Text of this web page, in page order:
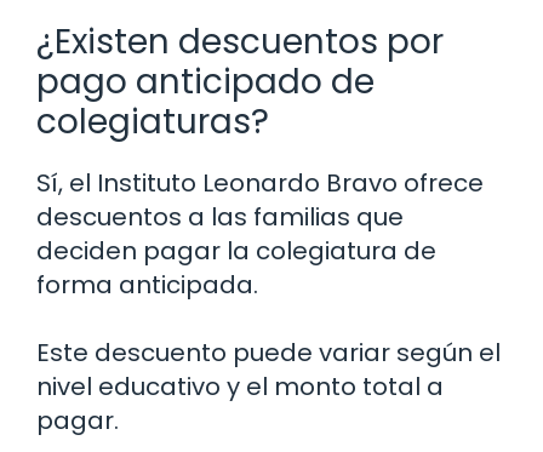
¿Existen descuentos por
pago anticipado de
colegiaturas?
Sí, el Instituto Leonardo Bravo ofrece
descuentos a las familias que
deciden pagar la colegiatura de
forma anticipada.
Este descuento puede variar según el
nivel educativo y el monto total a
pagar.